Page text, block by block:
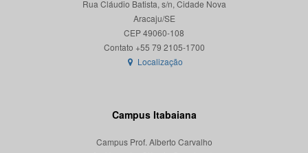
Rua Cláudio Batista, s/n, Cidade Nova
Aracaju/SE
CEP 49060-108
Localização
Campus Itabaiana
Campus Prof. Alberto Carvalho